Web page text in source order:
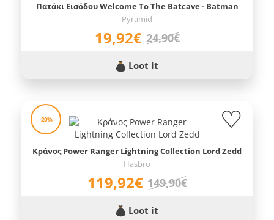
Πατάκι Εισόδου Welcome To The Batcave - Batman
Pyramid
19,92€ 24,90€
Loot it
-20%
Κράνος Power Ranger Lightning Collection Lord Zedd
Hasbro
119,92€ 149,90€
Loot it